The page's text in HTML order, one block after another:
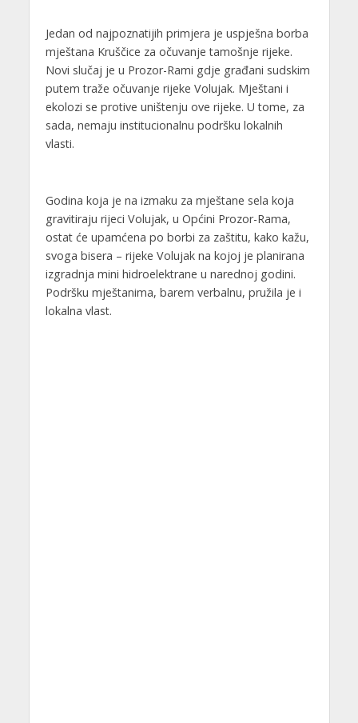
Jedan od najpoznatijih primjera je uspješna borba
mještana Kruščice za očuvanje tamošnje rijeke.
Novi slučaj je u Prozor-Rami gdje građani sudskim
putem traže očuvanje rijeke Volujak. Mještani i
ekolozi se protive uništenju ove rijeke. U tome, za
sada, nemaju institucionalnu podršku lokalnih
vlasti.
Godina koja je na izmaku za mještane sela koja
gravitiraju rijeci Volujak, u Općini Prozor-Rama,
ostat će upamćena po borbi za zaštitu, kako kažu,
svoga bisera – rijeke Volujak na kojoj je planirana
izgradnja mini hidroelektrane u narednoj godini.
Podršku mještanima, barem verbalnu, pružila je i
lokalna vlast.